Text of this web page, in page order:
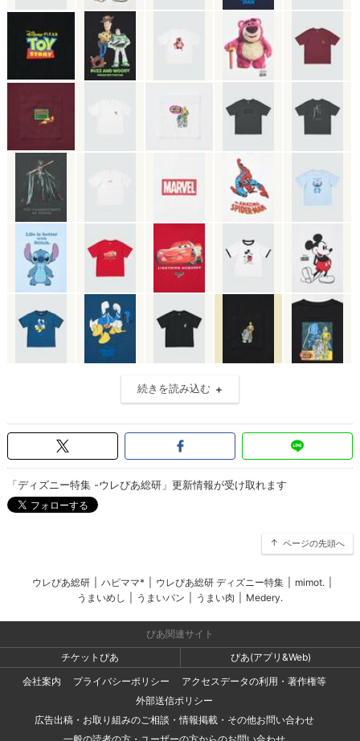
続きを読み込む
「ディズニー特集 -ウレぴあ総研」更新情報が受け取れます
ページの先頭へ
ウレぴあ総研 ハピママ* ウレぴあ総研 ディズニー特集 mimot.
うまいめし
うまいパン うまい肉 Medery.
ぴあ関連サイト
チケットぴあ
ぴあ(アプリ&Web)
会社案内
プライバシーポリシー
アクセスデータの利用・著作権等
外部送信ポリシー
広告出稿・お取り組みのご相談・情報掲載・その他お問い合わせ